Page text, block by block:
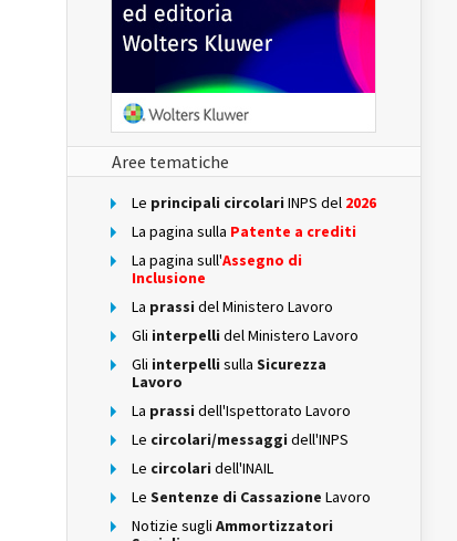
Aree tematiche
Le principali circolari INPS del 2026
La pagina sulla Patente a crediti
La pagina sull'Assegno di
Inclusione
La prassi del Ministero Lavoro
Gli interpelli del Ministero Lavoro
Gli interpelli sulla Sicurezza
Lavoro
La prassi dell'Ispettorato Lavoro
Le circolari/messaggi dell'INPS
Le circolari dell'INAIL
Le Sentenze di Cassazione Lavoro
Notizie sugli Ammortizzatori